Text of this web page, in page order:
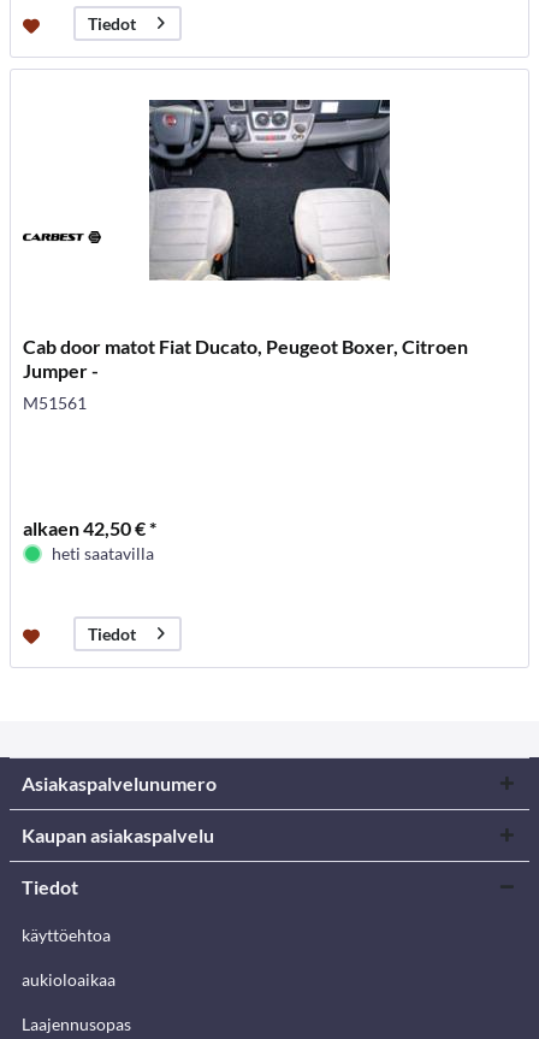
Tiedot
Cab door matot Fiat Ducato, Peugeot Boxer, Citroen
Jumper -
M51561
alkaen 42,50 € *
heti saatavilla
Tiedot
Asiakaspalvelunumero
Kaupan asiakaspalvelu
Tiedot
käyttöehtoa
aukioloaikaa
Laajennusopas